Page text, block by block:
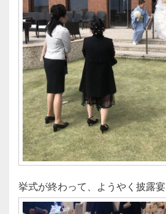
挙式が終わって、ようやく披露宴